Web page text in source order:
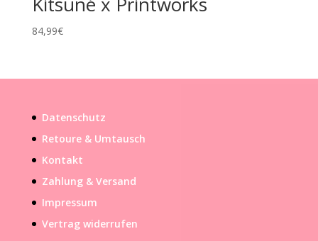
84,99€
Datenschutz
Retoure & Umtausch
Kontakt
Zahlung & Versand
Impressum
Vertrag widerrufen